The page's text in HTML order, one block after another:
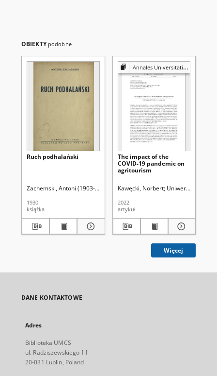
OBIEKTY podobne
Ruch podhalański
Zachemski, Antoni (1903-1941)
1930
książka
Annales Universitatis Mariae Curie-Skłodowska. Sectio B, Geographia, Geologia, Mineralogia et Petrographia
The impact of the
COVID-19 pandemic on
agritourism
Kawęcki, Norbert Uniwersytet Marii
2022
artykuł
Więcej
DANE KONTAKTOWE
Adres
Biblioteka UMCS
ul. Radziszewskiego 11
20-031 Lublin, Poland